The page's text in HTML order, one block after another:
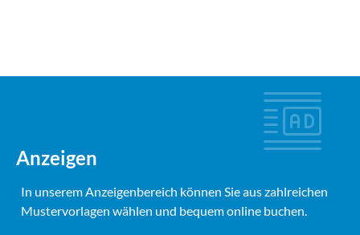
Anzeigen
In unserem Anzeigenbereich können Sie aus zahlreichen
Mustervorlagen wählen und bequem online buchen.